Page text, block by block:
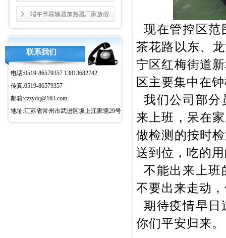
端午节联轴器加热器厂家放假...
联系我们
电话:0519-86579357 13813682742
传真:0519-86579357
邮箱:czzydq@163.com
地址:江苏省常州市武进区坂上江家塘29号
现在管控区范
茶花路以东、
宁区红梅街道
区主要集中在
我们公司部分
来上班，呆在
做检测的按时
送到位，吃的
不能出来上班
不要出来走动
期待疫情早日
你们平安归来。